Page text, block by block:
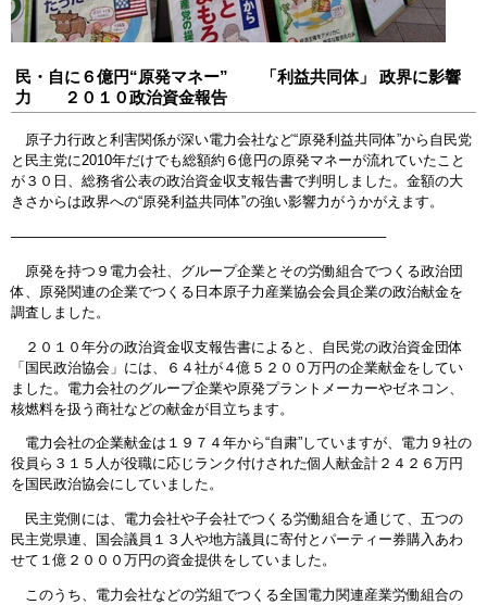
民・自に６億円“原発マネー” 「利益共同体」 政界に影響
力 ２０１０政治資金報告
原子力行政と利害関係が深い電力会社など“原発利益共同体”から自民党
と民主党に2010年だけでも総額約６億円の原発マネーが流れていたこと
が３０日、総務省公表の政治資金収支報告書で判明しました。金額の大
きさからは政界への“原発利益共同体”の強い影響力がうかがえます。
——————————————————————————–
原発を持つ９電力会社、グループ企業とその労働組合でつくる政治団
体、原発関連の企業でつくる日本原子力産業協会会員企業の政治献金を
調査しました。
２０１０年分の政治資金収支報告書によると、自民党の政治資金団体
「国民政治協会」には、６４社が４億５２００万円の企業献金をしてい
ました。電力会社のグループ企業や原発プラントメーカーやゼネコン、
核燃料を扱う商社などの献金が目立ちます。
電力会社の企業献金は１９７４年から“自粛”していますが、電力９社の
役員ら３１５人が役職に応じランク付けされた個人献金計２４２６万円
を国民政治協会にしていました。
民主党側には、電力会社や子会社でつくる労働組合を通じて、五つの
民主党県連、国会議員１３人や地方議員に寄付とパーティー券購入あわ
せて１億２０００万円の資金提供をしていました。
このうち、電力会社などの労組でつくる全国電力関連産業労働組合の